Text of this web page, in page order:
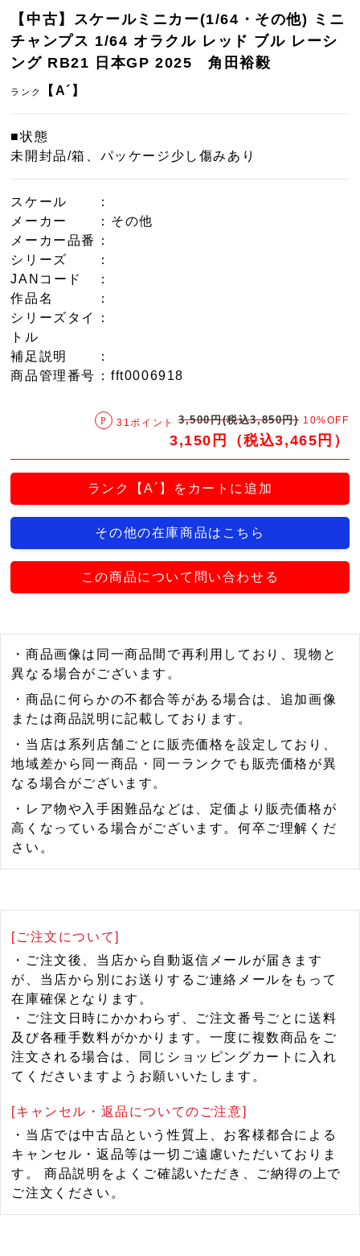
【中古】スケールミニカー(1/64・その他) ミニ
チャンプス 1/64 オラクル レッド ブル レーシ
ング RB21 日本GP 2025 角田裕毅
ランク 【A´】
■状態
未開封品/箱、パッケージ少し傷みあり
スケール
：
メーカー
：その他
メーカー品番
：
シリーズ
：
JANコード
：
作品名
：
シリーズタイ
トル
：
補足説明
：
商品管理番号 ：fft0006918
31ポイント 3,500円(税込3,850円) 10%OFF
3,150円（税込3,465円）
ランク【A´】をカートに追加
その他の在庫商品はこちら
この商品について問い合わせる
・商品画像は同一商品間で再利用しており、現物と
異なる場合がございます。
・商品に何らかの不都合等がある場合は、追加画像
または商品説明に記載しております。
・当店は系列店舗ごとに販売価格を設定しており、
地域差から同一商品・同一ランクでも販売価格が異
なる場合がございます。
・レア物や入手困難品などは、定価より販売価格が
高くなっている場合がございます。何卒ご理解くだ
さい。
[ご注文について]
・ご注文後、当店から自動返信メールが届きます
が、当店から別にお送りするご連絡メールをもって
在庫確保となります。
・ご注文日時にかかわらず、ご注文番号ごとに送料
及び各種手数料がかかります。一度に複数商品をご
注文される場合は、同じショッピングカートに入れ
てくださいますようお願いいたします。
[キャンセル・返品についてのご注意]
・当店では中古品という性質上、お客様都合による
キャンセル・返品等は一切ご遠慮いただいておりま
す。 商品説明をよくご確認いただき、ご納得の上で
ご注文ください。